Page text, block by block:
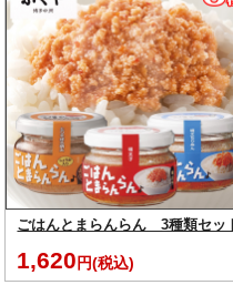
ごはんとまらんらん 3種類セッ
1,620 円(税込)